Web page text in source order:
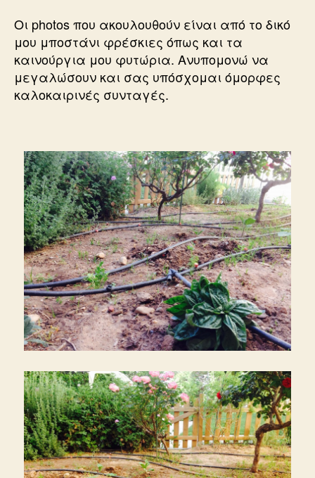
Οι photos που ακουλουθούν είναι από το δικό
μου μποστάνι φρέσκιες όπως και τα
καινούργια μου φυτώρια. Ανυπομονώ να
μεγαλώσουν και σας υπόσχομαι όμορφες
καλοκαιρινές συνταγές.